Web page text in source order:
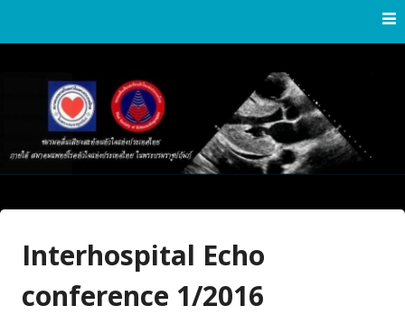
Thai Society of
Echocardiography
Interhospital Echo
conference 1/2016